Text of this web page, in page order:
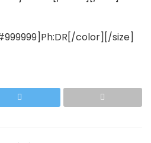
color][/size]